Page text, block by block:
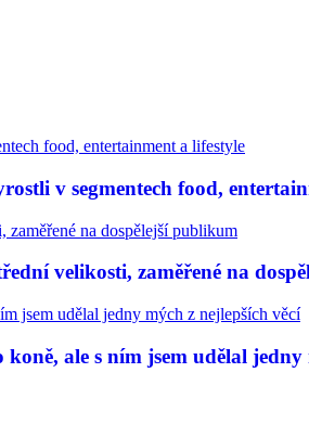
v segmentech food,
velikosti, zaměřené na
ale s ním jsem udělal